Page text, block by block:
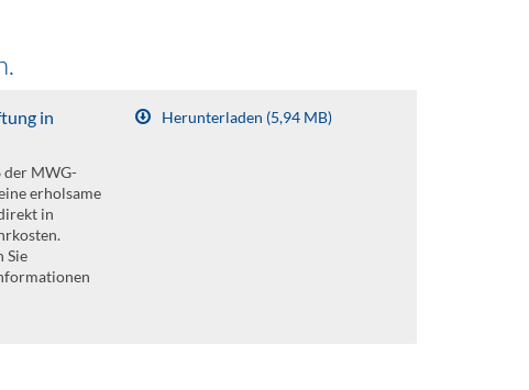
in
der MWG-
erholsame
in
Sie
Herunterladen (5,94 MB)